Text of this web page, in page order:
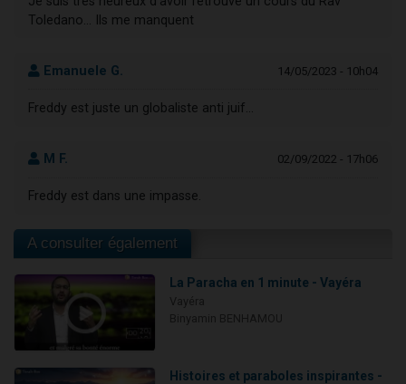
Toledano... Ils me manquent
Emanuele G. 14/05/2023 - 10h04
Freddy est juste un globaliste anti juif...
M F. 02/09/2022 - 17h06
Freddy est dans une impasse.
A consulter également
La Paracha en 1 minute - Vayéra
Histoires et paraboles inspirantes -